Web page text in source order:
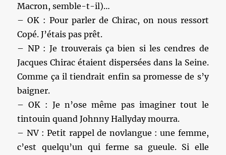
Macron, semble-t-il)…
– OK : Pour parler de Chirac, on nous ressort
Copé. J’étais pas prêt.
– NP : Je trouverais ça bien si les cendres de
Jacques Chirac étaient dispersées dans la Seine.
Comme ça il tiendrait enfin sa promesse de s’y
baigner.
– OK : Je n’ose même pas imaginer tout le
tintouin quand Johnny Hallyday mourra.
– NV : Petit rappel de novlangue : une femme,
c’est quelqu’un qui ferme sa gueule. Si elle